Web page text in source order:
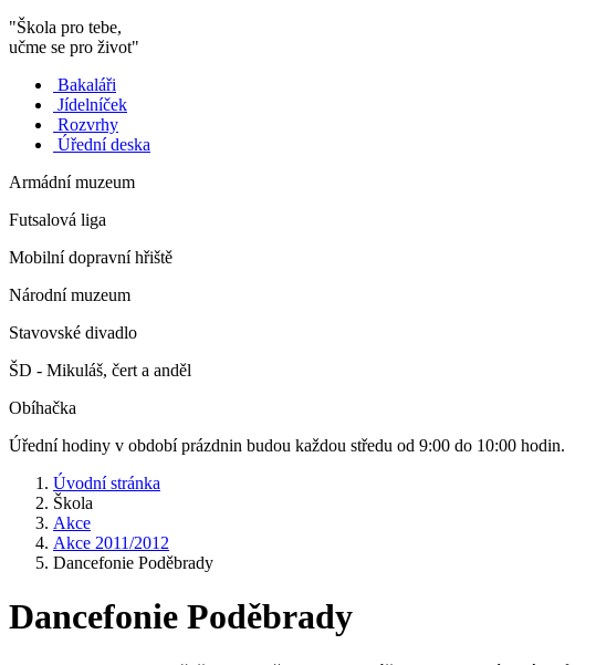
"Škola pro tebe,
učme se pro život"
Bakaláři
Jídelníček
Rozvrhy
Úřední deska
Armádní muzeum
Futsalová liga
Mobilní dopravní hřiště
Národní muzeum
Stavovské divadlo
ŠD - Mikuláš, čert a anděl
Obíhačka
Úřední hodiny v období prázdnin budou každou středu od 9:00 do 10:00 hodin.
Úvodní stránka
Škola
Akce
Akce 2011/2012
Dancefonie Poděbrady
Dancefonie Poděbrady